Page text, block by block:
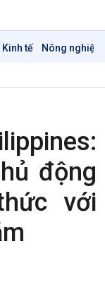
Kinh tế Nông nghiệp
động
với